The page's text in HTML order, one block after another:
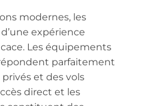
modernes, les
expérience
Les équipements
parfaitement
et des vols
direct et les